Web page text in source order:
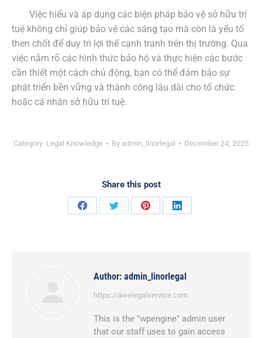
Việc hiểu và áp dụng các biện pháp bảo vệ sở hữu trí
tuệ không chỉ giúp bảo vệ các sáng tạo mà còn là yếu tố
then chốt để duy trì lợi thế cạnh tranh trên thị trường. Qua
việc nắm rõ các hình thức bảo hộ và thực hiện các bước
cần thiết một cách chủ động, bạn có thể đảm bảo sự
phát triển bền vững và thành công lâu dài cho tổ chức
hoặc cá nhân sở hữu trí tuệ.
Category: Legal Knowledge By admin_linorlegal December 24, 2025
Share this post
Share
Share
Share
Share
Author: admin_linorlegal
https://awelegalservice.com
This is the "wpengine" admin user
that our staff uses to gain access